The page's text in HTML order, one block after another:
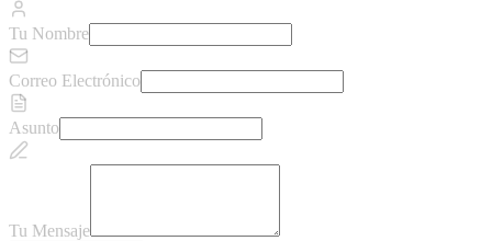
Tu Nombre
Correo Electrónico
Asunto
Tu Mensaje